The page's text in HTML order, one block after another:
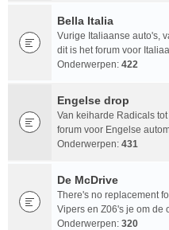
Bella Italia
Vurige Italiaanse auto's,
dit is het forum voor
Onderwerpen: 422
Engelse drop
Van keiharde Radicals
forum voor Engelse
Onderwerpen: 431
De McDrive
There's no replacement
Vipers en Z06's je om de
Onderwerpen: 320